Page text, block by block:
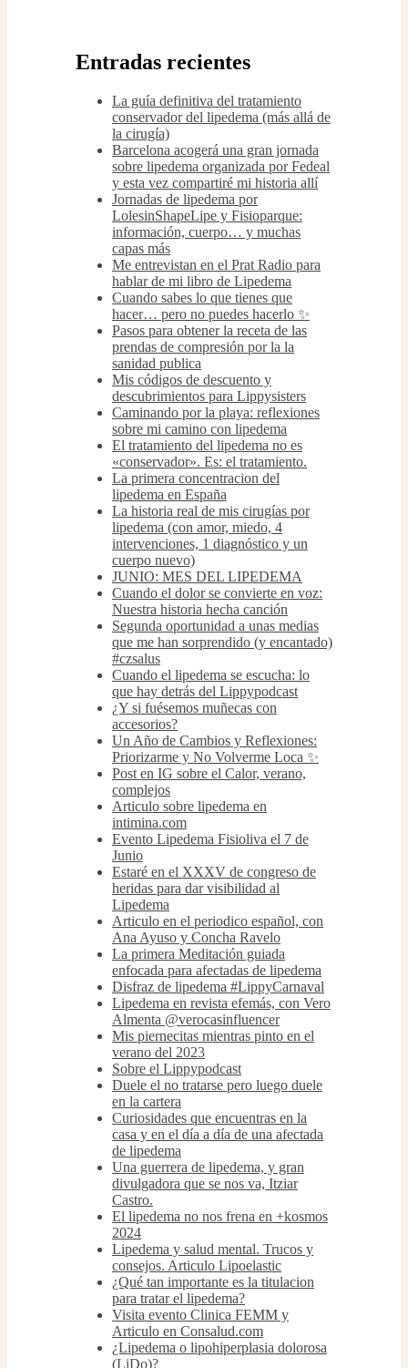
Entradas recientes
La guía definitiva del tratamiento
conservador del lipedema (más allá de
la cirugía)
Barcelona acogerá una gran jornada
sobre lipedema organizada por Fedeal
y esta vez compartiré mi historia allí
Jornadas de lipedema por
LolesinShapeLipe y Fisioparque:
información, cuerpo… y muchas
capas más
Me entrevistan en el Prat Radio para
hablar de mi libro de Lipedema
Cuando sabes lo que tienes que
hacer… pero no puedes hacerlo ✨
Pasos para obtener la receta de las
prendas de compresión por la la
sanidad publica
Mis códigos de descuento y
descubrimientos para Lippysisters
Caminando por la playa: reflexiones
sobre mi camino con lipedema
El tratamiento del lipedema no es
«conservador». Es: el tratamiento.
La primera concentracion del
lipedema en España
La historia real de mis cirugías por
lipedema (con amor, miedo, 4
intervenciones, 1 diagnóstico y un
cuerpo nuevo)
JUNIO: MES DEL LIPEDEMA
Cuando el dolor se convierte en voz:
Nuestra historia hecha canción
Segunda oportunidad a unas medias
que me han sorprendido (y encantado)
#czsalus
Cuando el lipedema se escucha: lo
que hay detrás del Lippypodcast
¿Y si fuésemos muñecas con
accesorios?
Un Año de Cambios y Reflexiones:
Priorizarme y No Volverme Loca ✨
Post en IG sobre el Calor, verano,
complejos
Articulo sobre lipedema en
intimina.com
Evento Lipedema Fisioliva el 7 de
Junio
Estaré en el XXXV de congreso de
heridas para dar visibilidad al
Lipedema
Articulo en el periodico español, con
Ana Ayuso y Concha Ravelo
La primera Meditación guiada
enfocada para afectadas de lipedema
Disfraz de lipedema #LippyCarnaval
Lipedema en revista efemás, con Vero
Almenta @verocasinfluencer
Mis piernecitas mientras pinto en el
verano del 2023
Sobre el Lippypodcast
Duele el no tratarse pero luego duele
en la cartera
Curiosidades que encuentras en la
casa y en el día a día de una afectada
de lipedema
Una guerrera de lipedema, y gran
divulgadora que se nos va, Itziar
Castro.
El lipedema no nos frena en +kosmos
2024
Lipedema y salud mental. Trucos y
consejos. Articulo Lipoelastic
¿Qué tan importante es la titulacion
para tratar el lipedema?
Visita evento Clinica FEMM y
Articulo en Consalud.com
¿Lipedema o lipohiperplasia dolorosa
(LiDo)?